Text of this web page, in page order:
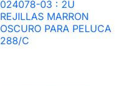
024078-03 : 2U
REJILLAS MARRON
OSCURO PARA PELUCA
288/C